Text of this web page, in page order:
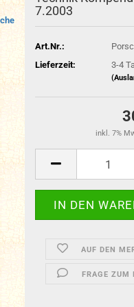
7.2003
Art.Nr.:
Lieferzeit:
3-4
inkl. 7%
AUF DEN
FRAGE ZUM